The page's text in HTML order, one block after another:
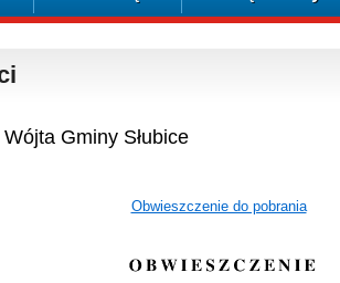
Gminy Słubice
Obwieszczenie do pobrania